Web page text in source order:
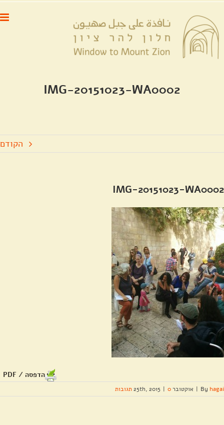
דלג
לתוכן
IMG-20151023-WA0002
הקודם
IMG-20151023-WA0002
הדפסה / PDF
By hagai
| אוקטובר 25th, 2015 | 0 תגובות